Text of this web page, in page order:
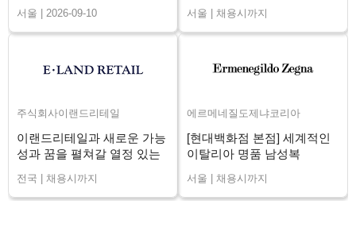
서울 | 2026-09-10 서울 | 채용시까지
주식회사이랜드리테일
이랜드리테일과 새로운 가능
성과 꿈을 펼쳐갈 열정 있는
전국 | 채용시까지
에르메네질도제냐코리아
[현대백화점 본점] 세계적인
이탈리아 명품 남성복
서울 | 채용시까지